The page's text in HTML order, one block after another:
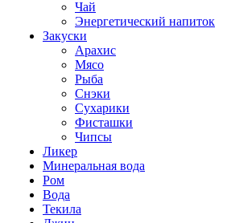
Чай
Энергетический напиток
Закуски
Арахис
Мясо
Рыба
Снэки
Сухарики
Фисташки
Чипсы
Ликер
Минеральная вода
Ром
Вода
Текила